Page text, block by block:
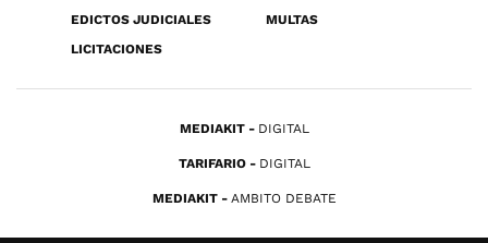
EDICTOS JUDICIALES
MULTAS
LICITACIONES
MEDIAKIT DIGITAL
TARIFARIO DIGITAL
MEDIAKIT AMBITO DEBATE